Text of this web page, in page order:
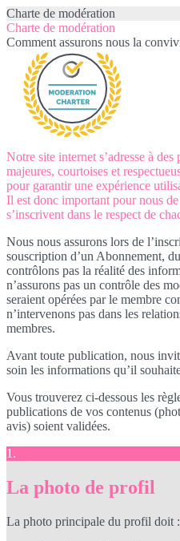
Charte de modération
Charte de modération
Comment assurons nous la
Notre site internet s’adresse à
majeures, courtoises et
pour garantir une expérience
Il est donc important pour nous
s’inscrivent dans le respect de
Nous nous assurons lors de
souscription d’un Abonnement,
contrôlons pas la réalité des
n’assurons pas un contrôle des
seraient opérées par le membre
n’intervenons pas dans les
membres.
Avant toute publication, nous
soin les informations qu’il
Vous trouverez ci-dessous les
publications de vos contenus
avis) soient validées.
1.
La photo de profil
La photo principale du profil doit :